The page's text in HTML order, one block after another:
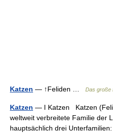
Katzen — ↑Feliden … Das große
Katzen — I Katzen Katzen
weltweit verbreitete Familie der
hauptsächlich drei